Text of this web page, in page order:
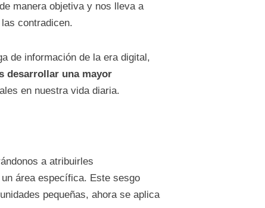
manera objetiva y nos lleva a
contradicen.
de información de la era digital,
desarrollar una mayor
en nuestra vida diaria.
a atribuirles
área específica. Este sesgo
pequeñas, ahora se aplica